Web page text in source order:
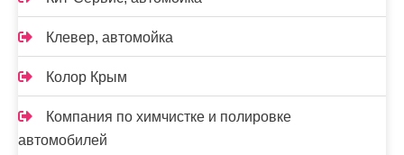
Клевер, автомойка
Колор Крым
Компания по химчистке и полировке
автомобилей